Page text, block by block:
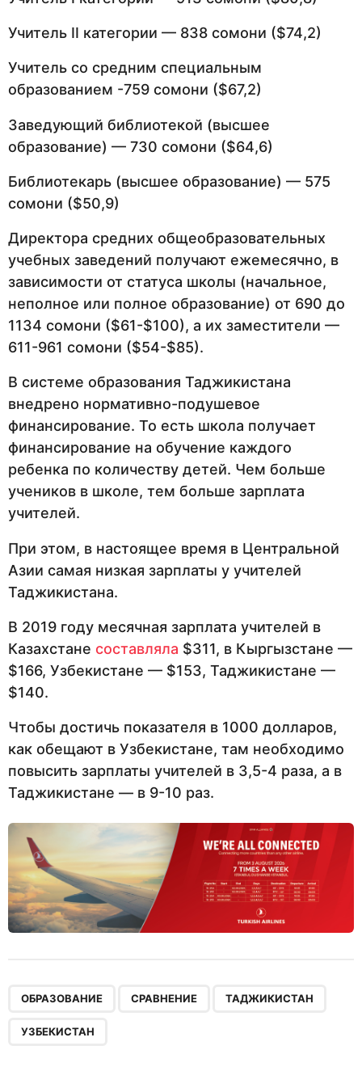
Учитель II категории — 838 сомони ($74,2)
Учитель со средним специальным
образованием -759 сомони ($67,2)
Заведующий библиотекой (высшее
образование) — 730 сомони ($64,6)
Библиотекарь (высшее образование) — 575
сомони ($50,9)
Директора средних общеобразовательных
учебных заведений получают ежемесячно, в
зависимости от статуса школы (начальное,
неполное или полное образование) от 690 до
1134 сомони ($61-$100), а их заместители —
611-961 сомони ($54-$85).
В системе образования Таджикистана
внедрено нормативно-подушевое
финансирование. То есть школа получает
финансирование на обучение каждого
ребенка по количеству детей. Чем больше
учеников в школе, тем больше зарплата
учителей.
При этом, в настоящее время в Центральной
Азии самая низкая зарплаты у учителей
Таджикистана.
В 2019 году месячная зарплата учителей в
Казахстане составляла $311, в Кыргызстане —
$166, Узбекистане — $153, Таджикистане —
$140.
Чтобы достичь показателя в 1000 долларов,
как обещают в Узбекистане, там необходимо
повысить зарплаты учителей в 3,5-4 раза, а в
Таджикистане — в 9-10 раз.
ОБРАЗОВАНИЕ СРАВНЕНИЕ ТАДЖИКИСТАН
УЗБЕКИСТАН